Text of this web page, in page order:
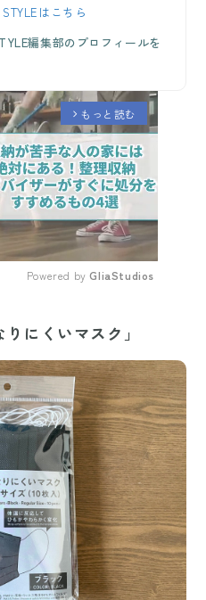
はこちら
編集部のプロフィールを
arrow_forward_ios もっと読む
Powered by GliaStudios
にくいマスク」